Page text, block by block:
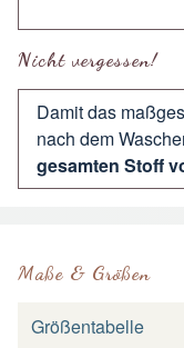
Nicht vergessen!
Damit das
nach dem
gesamten Stoff
Maße & Größen
Größentabelle